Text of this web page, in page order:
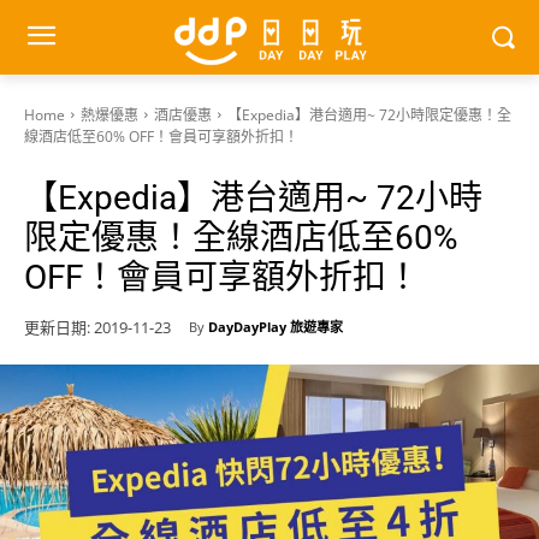
Home 熱爆優惠 酒店優惠
【Expedia】港台適用~ 72小時限定優惠！全
線酒店低至60% OFF！會員可享額外折扣！
【Expedia】港台適用~ 72小時
限定優惠！全線酒店低至60%
OFF！會員可享額外折扣！
更新日期:2019-11-23 By DayDayPlay 旅遊專家